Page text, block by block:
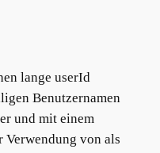
lange userId
Benutzernamen
und mit einem
Verwendung von als